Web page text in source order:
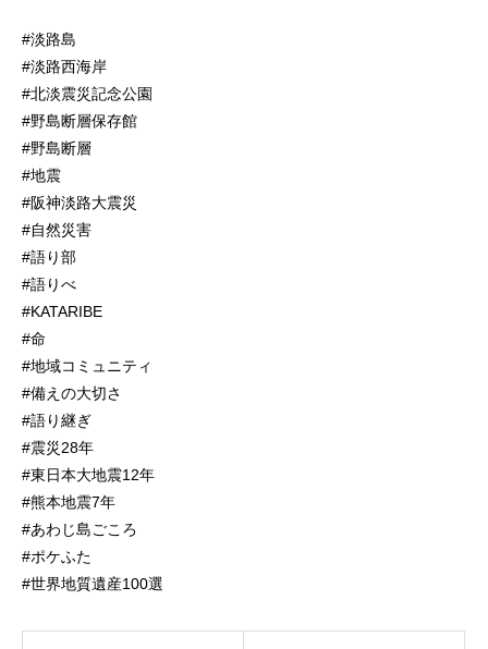
#淡路島
#淡路西海岸
#北淡震災記念公園
#野島断層保存館
#野島断層
#地震
#阪神淡路大震災
#自然災害
#語り部
#語りべ
#KATARIBE
#命
#地域コミュニティ
#備えの大切さ
#語り継ぎ
#震災28年
#東日本大地震12年
#熊本地震7年
#あわじ島ごころ
#ポケふた
#世界地質遺産100選